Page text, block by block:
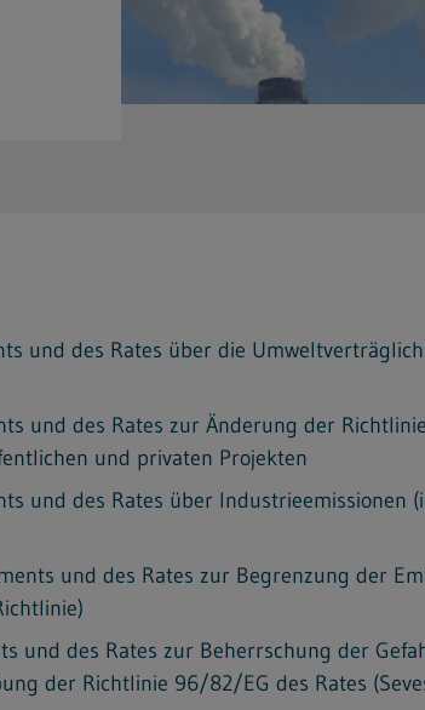
und des Rates über die
und des Rates zur Änderung der
und privaten Projekten
und des Rates über Industrieemissionen
und des Rates zur Begrenzung der
und des Rates zur Beherrschung der
der Richtlinie 96/82/EG des Rates